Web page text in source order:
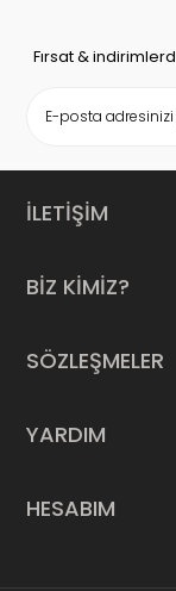
Fırsat &
İLETİŞİM
BİZ KİMİZ?
SÖZLEŞMELER
YARDIM
HESABIM